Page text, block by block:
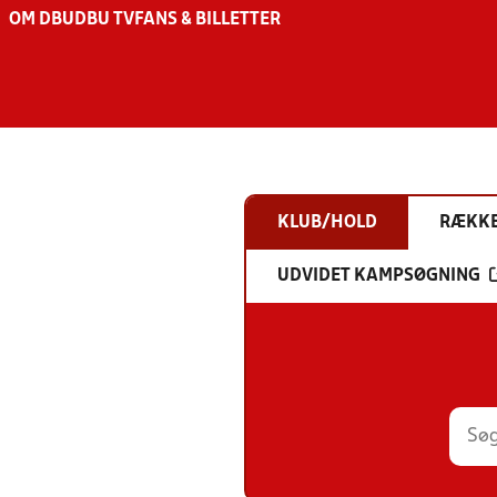
OM DBU DBU TV FANS & BILLETTER
KLUB/HOLD
UDVIDET KAMPSØGNING